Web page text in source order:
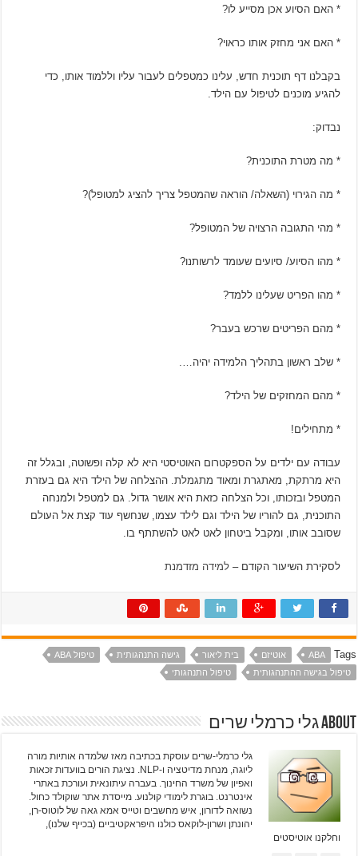
* האם הסיוע אכן מסייע לו?
* האם אני מחזק אותו כראוי?
בקבלנו דף תוכנית חדש, עלינו כמטפלים לעבור עליו וללמוד אותו, כדי
להגיע מוכנים לטיפול עם הילד.
נבדוק:
* מה מטרת התוכנית?
* מה הגירוי (השאלה/ הוראה שהמטפל צריך להציג למטופל)?
* מהי התגובה הרצויה של המטופל?
* מהו הסיוע/ סיועים שעומד לרשותנו?
* מהו הפריט שעלינו ללמד?
* מהם הפריטים שרכש בעבר?
* שלב ראשון בתהליך הלמידה יהיה….
* מהם המחזקים של הילד?
* מתחילים!
עבודה עם ילדים על הספקטרום האוטיסטי היא לא קלה ופשוטה, ובגלל זה
היא מרתקת, מאתגרת ומאוד מתגמלת. ההצלחה של הילד היא גם בעזרת
המטפל ובזכותו, וכל הצלחה כזאת היא אושר גדול. גם למטפל ולמנחה
התוכנית, גם להוריו של הילד וגם לילד עצמו, שנחשף עוד קצת אל העולם
שסובב אותו, ומקבל ביטחון לאט לאט להשתתף בו.
לסקירת השיעור הקודם –למידה מזדמנת
Tags
ABA אוטיזם בית ליאור גישה התנהגותית
טיפול ABA
טיפול בגישה ההתנהגותית
טיפול התנהגותי
About גלי כרמלי שרים
גלי כרמלי-שרים עוסקת בכתיבה מאז שלמדה אותיות מורה
ליוגה, מנחת מדיטציה ו-NLP. נציגת הורים בוועדות זכאות
ואפיון של משרד החינוך. בעברה עיתונאית ועורכת באתרי
אינטרנט. בוגרת לימודי קולנוע. מייסדת אתר שוקולד כחול.
נשואה לדורון, איש מחשבים וטייס אמא גאה של לוטוס-רן,
יהונתן ושרון-לוקאס כולנו היפראקטיביים (בכייף שלנו),
וחלקנו אוטיסטים